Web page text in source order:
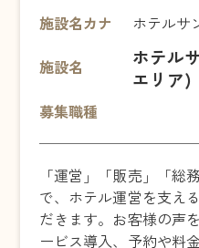
施設名カナ
ホテルサ
施設名
ホテル
エリア)
募集職種
「運営」「販売」「総
で、ホテル運営を支え
だきます。お客様の声
ービス導入、予約や料